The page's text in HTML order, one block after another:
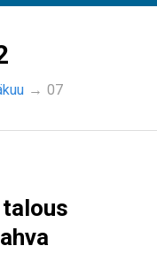
→ 07
talous